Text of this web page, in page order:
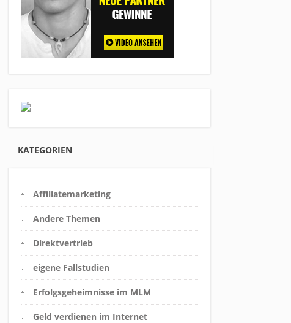
KATEGORIEN
Affiliatemarketing
Andere Themen
Direktvertrieb
eigene Fallstudien
Erfolgsgeheimnisse im MLM
Geld verdienen im Internet